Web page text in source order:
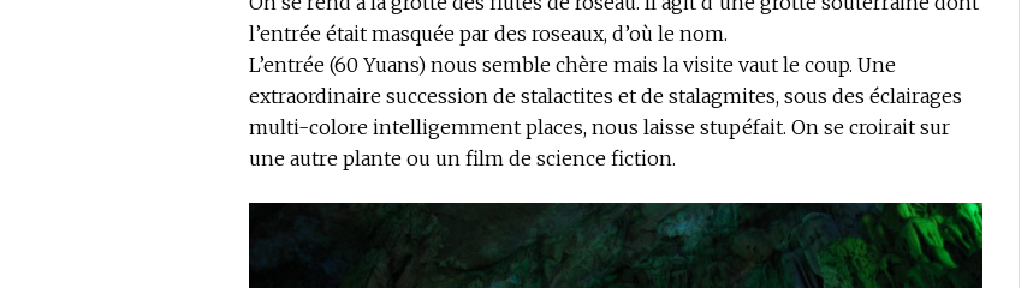
l’entrée était masquée par des roseaux, d’où le nom.
L’entrée (60 Yuans) nous semble chère mais la visite vaut le coup. Une
extraordinaire succession de stalactites et de stalagmites, sous des éclairages
multi-colore intelligemment places, nous laisse stupéfait. On se croirait sur
une autre plante ou un film de science fiction.